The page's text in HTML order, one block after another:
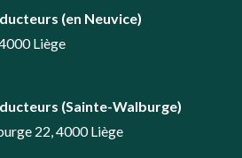
(en Neuvice)
Liège
(Sainte-Walburge)
22, 4000 Liège